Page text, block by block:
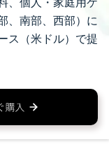
、南部、西部）に
ス（米ドル）で提